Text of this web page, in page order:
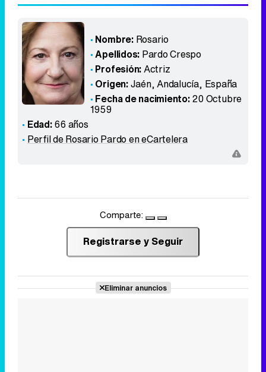
Nombre: Rosario
Apellidos: Pardo Crespo
Profesión:Actriz
Origen:Jaén, Andalucía, España
Fecha de nacimiento:20 Octubre
1959
Edad:66 años
Perfil de Rosario Pardo en eCartelera
Comparte:
Registrarse y Seguir
Eliminar anuncios